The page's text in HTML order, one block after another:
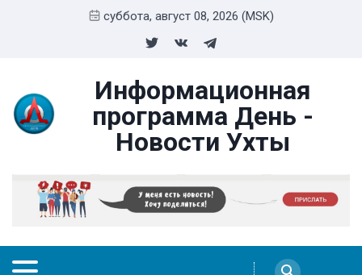
суббота, август 08, 2026 (MSK)
Информационная
программа День -
Новости Ухты